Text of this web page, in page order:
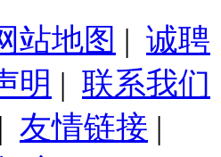
站地图 | 诚聘
明 | 联系我们
| 友情链接 |